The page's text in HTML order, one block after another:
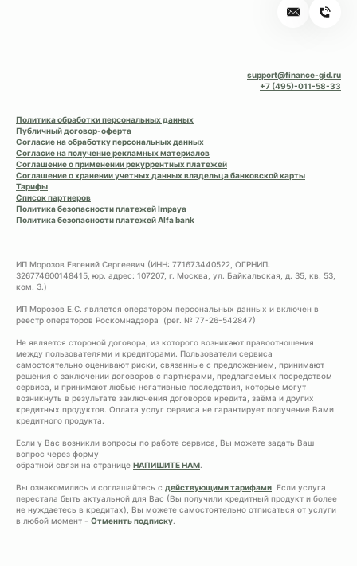
support@finance-gid.ru
+7 (495)-011-58-33
Политика обработки персональных данных
Публичный договор-оферта
Согласие на обработку персональных данных
Согласие на получение рекламных материалов
Соглашение о применении рекуррентных платежей
Соглашение о хранении учетных данных владельца банковской карты
Тарифы
Список партнеров
Политика безопасности платежей Impaya
Политика безопасности платежей Alfa bank
ИП Морозов Евгений Сергеевич (ИНН: 771673440522, ОГРНИП:
326774600148415, юр. адрес: 107207, г. Москва, ул. Байкальская, д. 35, кв. 53,
ком. 3.)
ИП Морозов Е.С. является оператором персональных данных и включен в
реестр операторов Роскомнадзора (рег. № 77-26-542847)
Не является стороной договора, из которого возникают правоотношения
между пользователями и кредиторами. Пользователи сервиса
самостоятельно оценивают риски, связанные с предложением, принимают
решения о заключении договоров с партнерами, предлагаемых посредством
сервиса, и принимают любые негативные последствия, которые могут
возникнуть в результате заключения договоров кредита, заёма и других
кредитных продуктов. Оплата услуг сервиса не гарантирует получение Вами
кредитного продукта.
Если у Вас возникли вопросы по работе сервиса, Вы можете задать Ваш
вопрос через форму
обратной связи на странице НАПИШИТЕ НАМ.
Вы ознакомились и соглашайтесь с действующими тарифами. Если услуга
перестала быть актуальной для Вас (Вы получили кредитный продукт и более
не нуждаетесь в кредитах), Вы можете самостоятельно отписаться от услуги
в любой момент - Отменить подписку.